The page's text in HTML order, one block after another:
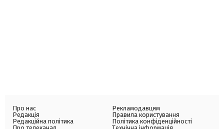
Про нас
Редакція
Редакційна політика
Рекламодавцям
Правила користування
Політика конфіденційності